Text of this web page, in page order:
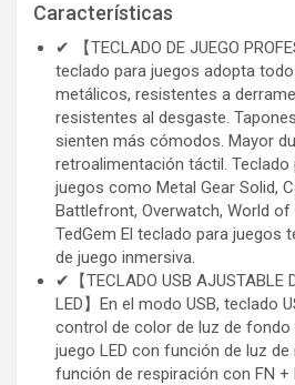
Características
✔ 【TECLADO DE JUEGO
teclado para juegos adopta
metálicos, resistentes a
resistentes al desgaste.
sienten más cómodos. Mayor
retroalimentación táctil.
juegos como Metal Gear Solid,
Battlefront, Overwatch, World
TedGem El teclado para juegos
de juego inmersiva.
✔【TECLADO USB AJUSTABLE
LED】En el modo USB, teclado
control de color de luz de fondo
juego LED con función de luz
función de respiración con FN +